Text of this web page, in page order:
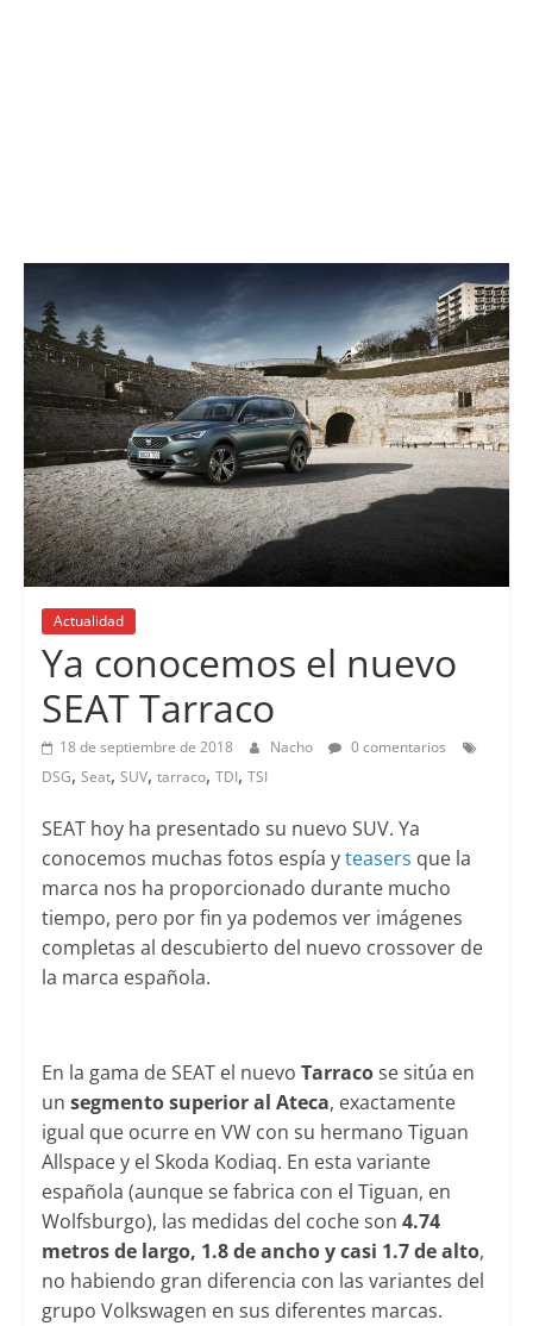
Actualidad
Ya conocemos el nuevo
SEAT Tarraco
18 de septiembre de 2018 Nacho
0 comentarios
DSG, Seat, SUV, tarraco, TDI, TSI
SEAT hoy ha presentado su nuevo SUV. Ya
conocemos muchas fotos espía yteasers que la
marca nos ha proporcionado durante mucho
tiempo, pero por fin ya podemos ver imágenes
completas al descubierto del nuevo crossover de
la marca española.
En la gama de SEAT el nuevo Tarracose sitúa en
un segmento superior al Ateca, exactamente
igual que ocurre en VW con su hermano Tiguan
Allspace y el Skoda Kodiaq. En esta variante
española (aunque se fabrica con el Tiguan, en
Wolfsburgo), las medidas del coche son 4.74
metros de largo, 1.8 de ancho y casi 1.7 de alto,
no habiendo gran diferencia con las variantes del
grupo Volkswagen en sus diferentes marcas.